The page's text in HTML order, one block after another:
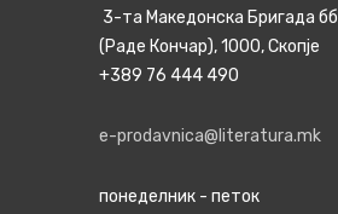
3-та Македонска Бригада бб
(Раде Кончар), 1000, Скопје
+389 76 444 490
e-prodavnica@literatura.mk
понеделник - петок